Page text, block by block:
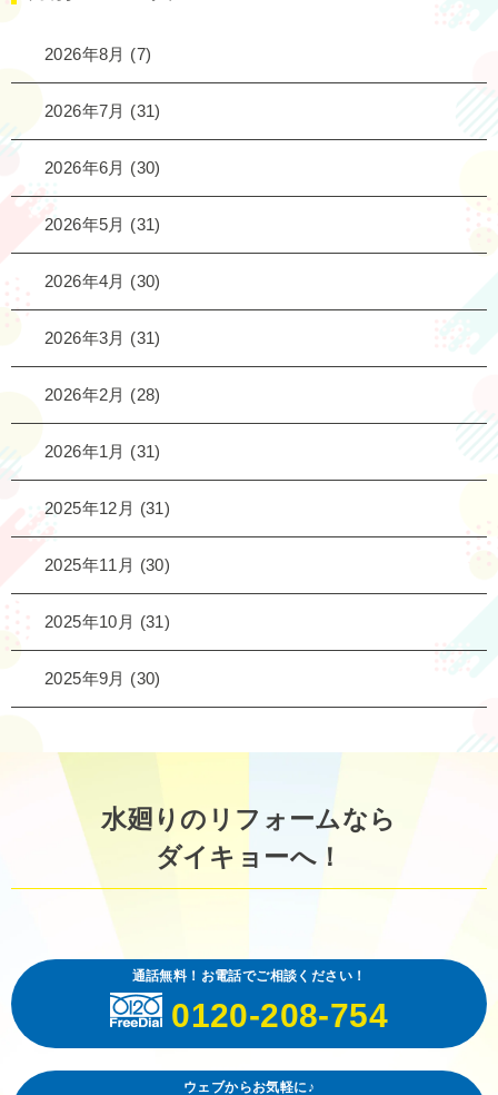
2026年8月 (7)
2026年7月 (31)
2026年6月 (30)
2026年5月 (31)
2026年4月 (30)
2026年3月 (31)
2026年2月 (28)
2026年1月 (31)
2025年12月 (31)
2025年11月 (30)
2025年10月 (31)
2025年9月 (30)
水廻りのリフォームなら
ダイキョーへ！
通話無料！お電話でご相談ください！
0120-208-754
ウェブからお気軽に♪